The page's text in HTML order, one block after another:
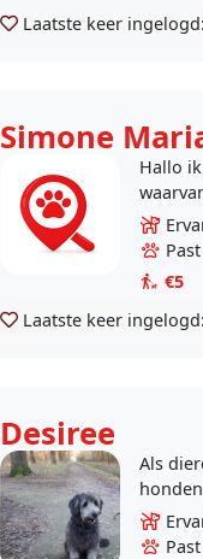
Laatste keer ingelogd:
Simone
Hallo
🚶‍♀️ en..
€5
Laatste keer ingelogd:
Desiree
Als
heb ik
ook..